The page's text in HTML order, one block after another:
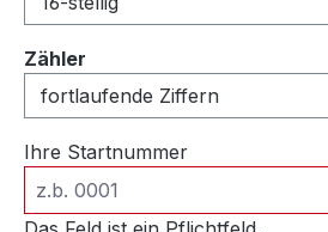
Zähler
Ihre Startnummer